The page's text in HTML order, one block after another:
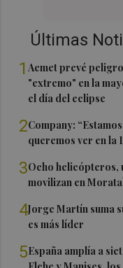
Últimas
1Aemet prevé
"extremo" en la
el día del eclipse
2Company:
queremos ver en la
3Ocho helicópteros,
movilizan en
4Jorge Martín suma
es más líder
5España amplía a